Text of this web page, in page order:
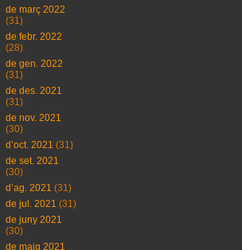
de març 2022
(31)
de febr. 2022
(28)
de gen. 2022
(31)
de des. 2021
(31)
de nov. 2021
(30)
d’oct. 2021 (31)
de set. 2021
(30)
d’ag. 2021 (31)
de jul. 2021 (31)
de juny 2021
(30)
de maig 2021